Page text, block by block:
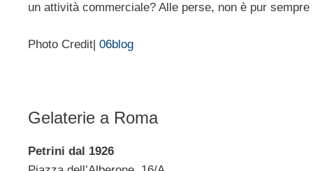
un attività commerciale? Alle perse, non è pur
Photo Credit| 06blog
Gelaterie a Roma
Petrini dal 1926